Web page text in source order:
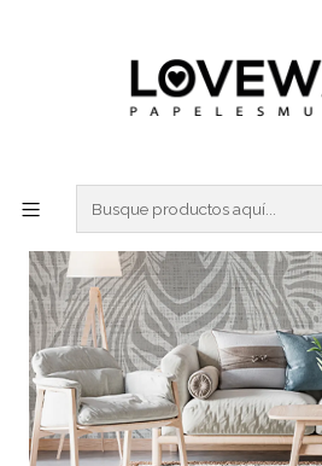
NATURA ANIMALES